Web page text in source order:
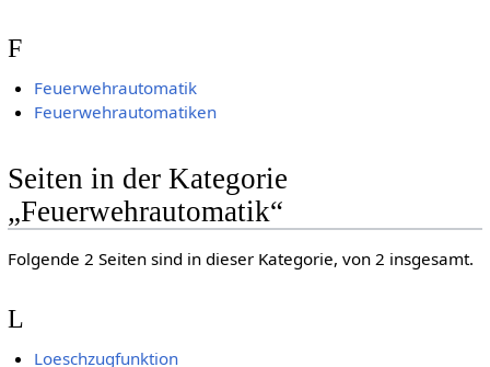
F
Feuerwehrautomatik
Feuerwehrautomatiken
Seiten in der Kategorie
„Feuerwehrautomatik“
Folgende 2 Seiten sind in dieser Kategorie, von 2 insgesamt.
L
Loeschzugfunktion